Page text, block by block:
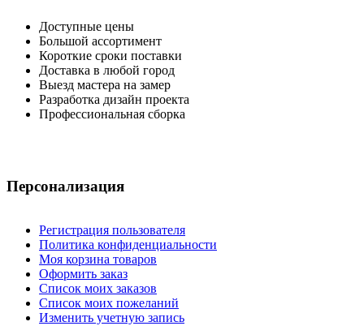
Доступные цены
Большой ассортимент
Короткие сроки поставки
Доставка в любой город
Выезд мастера на замер
Разработка дизайн проекта
Профессиональная сборка
Персонализация
Регистрация пользователя
Политика конфиденциальности
Моя корзина товаров
Оформить заказ
Список моих заказов
Список моих пожеланий
Изменить учетную запись